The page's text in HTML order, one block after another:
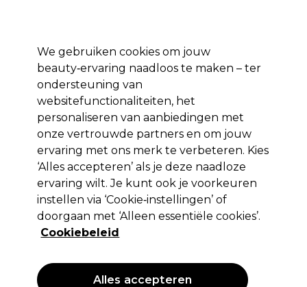
Aanmelden
Merken Deals 🌟 Haar Elektra Beauty
Volgende dag geleverd*
Na verzending, maandag t/m vrijdag
Vitality's Aqua Voedende Shampoo
(0)
Niet van toepassing
We gebruiken cookies om jouw
beauty‑ervaring naadloos te maken – ter
ondersteuning van
websitefunctionaliteiten, het
personaliseren van aanbiedingen met
onze vertrouwde partners en om jouw
ervaring met ons merk te verbeteren. Kies
‘Alles accepteren’ als je deze naadloze
ervaring wilt. Je kunt ook je voorkeuren
instellen via ‘Cookie‑instellingen’ of
doorgaan met ‘Alleen essentiële cookies’.
Cookiebeleid
Alles accepteren